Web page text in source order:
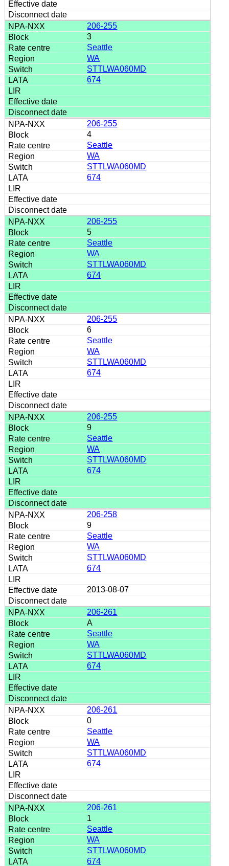
206-255
3
Seattle
WA
STTLWA060MD
674
206-255
4
Seattle
WA
STTLWA060MD
674
206-255
5
Seattle
WA
STTLWA060MD
674
206-255
6
Seattle
WA
STTLWA060MD
674
206-255
9
Seattle
WA
STTLWA060MD
674
206-258
9
Seattle
WA
STTLWA060MD
674
2013-08-07
206-261
A
Seattle
WA
STTLWA060MD
674
206-261
0
Seattle
WA
STTLWA060MD
674
206-261
1
Seattle
WA
STTLWA060MD
674